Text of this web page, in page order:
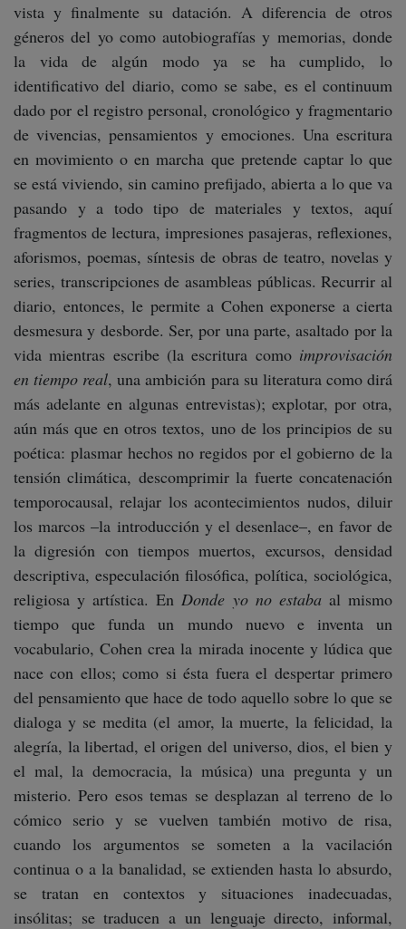
vista y finalmente su datación. A diferencia de otros
géneros del yo como autobiografías y memorias, donde
la vida de algún modo ya se ha cumplido, lo
identificativo del diario, como se sabe, es el continuum
dado por el registro personal, cronológico y fragmentario
de vivencias, pensamientos y emociones. Una escritura
en movimiento o en marcha que pretende captar lo que
se está viviendo, sin camino prefijado, abierta a lo que va
pasando y a todo tipo de materiales y textos, aquí
fragmentos de lectura, impresiones pasajeras, reflexiones,
aforismos, poemas, síntesis de obras de teatro, novelas y
series, transcripciones de asambleas públicas. Recurrir al
diario, entonces, le permite a Cohen exponerse a cierta
desmesura y desborde. Ser, por una parte, asaltado por la
vida mientras escribe (la escritura como improvisación
en tiempo real, una ambición para su literatura como dirá
más adelante en algunas entrevistas); explotar, por otra,
aún más que en otros textos, uno de los principios de su
poética: plasmar hechos no regidos por el gobierno de la
tensión climática, descomprimir la fuerte concatenación
temporocausal, relajar los acontecimientos nudos, diluir
los marcos –la introducción y el desenlace–, en favor de
la digresión con tiempos muertos, excursos, densidad
descriptiva, especulación filosófica, política, sociológica,
religiosa y artística. EnDonde yo no estabaal mismo
tiempo que funda un mundo nuevo e inventa un
vocabulario, Cohen crea la mirada inocente y lúdica que
nace con ellos; como si ésta fuera el despertar primero
del pensamiento que hace de todo aquello sobre lo que se
dialoga y se medita (el amor, la muerte, la felicidad, la
alegría, la libertad, el origen del universo, dios, el bien y
el mal, la democracia, la música) una pregunta y un
misterio. Pero esos temas se desplazan al terreno de lo
cómico serio y se vuelven también motivo de risa,
cuando los argumentos se someten a la vacilación
continua o a la banalidad, se extienden hasta lo absurdo,
se tratan en contextos y situaciones inadecuadas,
insólitas; se traducen a un lenguaje directo, informal,